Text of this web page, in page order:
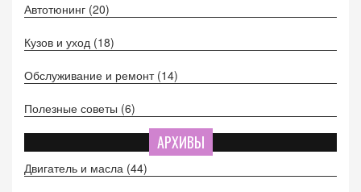
Автотюнинг (20)
Кузов и уход (18)
Обслуживание и ремонт (14)
Полезные советы (6)
АРХИВЫ
Двигатель и масла (44)